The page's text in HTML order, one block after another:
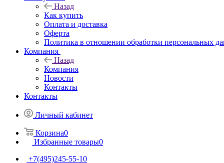
Назад
Как купить
Оплата и доставка
Оферта
Политика в отношении обработки персональных
Компания
Назад
Компания
Новости
Контакты
Контакты
Личный кабинет
Корзина0
Избранные товары0
+7(495)245-55-10